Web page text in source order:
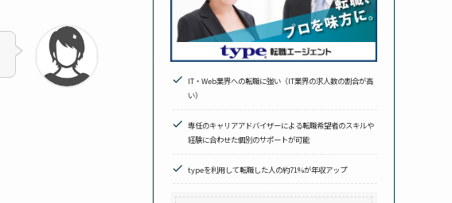
IT・Web業界への転職に強い（IT業界の求人数の割合が高
い）
専任のキャリアアドバイザーによる転職希望者のスキルや
経験に合わせた個別のサポートが可能
typeを利用して転職した人の約71%が年収アップ